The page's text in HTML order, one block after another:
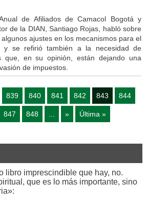
de Afiliados de Camacol Bogotá y
de la DIAN, Santiago Rojas, habló sobre
ajustes en los mecanismos para el
y se refirió también a la necesidad de
que, en su opinión, están dejando una
de impuestos.
839 840 841 842 843 844
847 848 » Última »
libro imprescindible que hay, no.
que es lo más importante, sino